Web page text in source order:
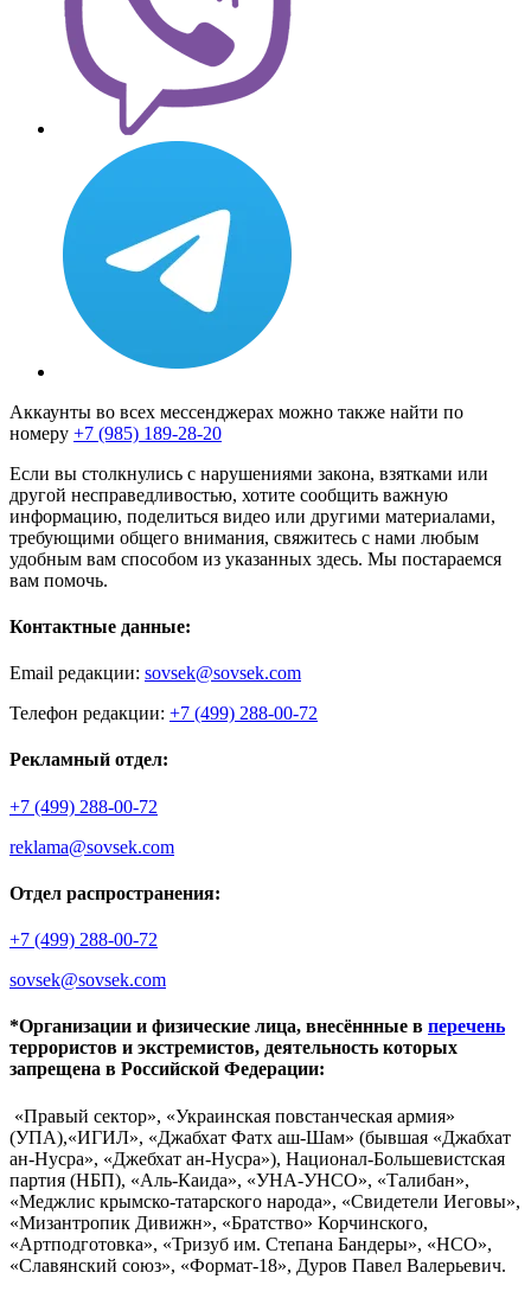
Аккаунты во всех мессенджерах можно также найти по
номеру +7 (985) 189-28-20
Если вы столкнулись с нарушениями закона, взятками или
другой несправедливостью, хотите сообщить важную
информацию, поделиться видео или другими материалами,
требующими общего внимания, свяжитесь с нами любым
удобным вам способом из указанных здесь. Мы постараемся
вам помочь.
Контактные данные:
Email редакции: sovsek@sovsek.com
Телефон редакции: +7 (499) 288-00-72
Рекламный отдел:
+7 (499) 288-00-72
reklama@sovsek.com
Отдел распространения:
+7 (499) 288-00-72
sovsek@sovsek.com
*Организации и физические лица, внесённные в перечень
террористов и экстремистов, деятельность которых
запрещена в Российской Федерации:
«Правый сектор», «Украинская повстанческая армия»
(УПА),«ИГИЛ», «Джабхат Фатх аш-Шам» (бывшая «Джабхат
ан-Нусра», «Джебхат ан-Нусра»), Национал-Большевистская
партия (НБП), «Аль-Каида», «УНА-УНСО», «Талибан»,
«Меджлис крымско-татарского народа», «Свидетели Иеговы»,
«Мизантропик Дивижн», «Братство» Корчинского,
«Артподготовка», «Тризуб им. Степана Бандеры», «НСО»,
«Славянский союз», «Формат-18», Дуров Павел Валерьевич.